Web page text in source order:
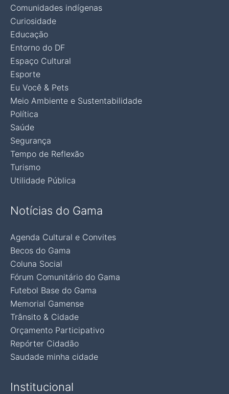
Comunidades indígenas
Curiosidade
Educação
Entorno do DF
Espaço Cultural
Esporte
Eu Você & Pets
Meio Ambiente e Sustentabilidade
Política
Saúde
Segurança
Tempo de Reflexão
Turismo
Utilidade Pública
Notícias do Gama
Agenda Cultural e Convites
Becos do Gama
Coluna Social
Fórum Comunitário do Gama
Futebol Base do Gama
Memorial Gamense
Trânsito & Cidade
Orçamento Participativo
Repórter Cidadão
Saudade minha cidade
Institucional